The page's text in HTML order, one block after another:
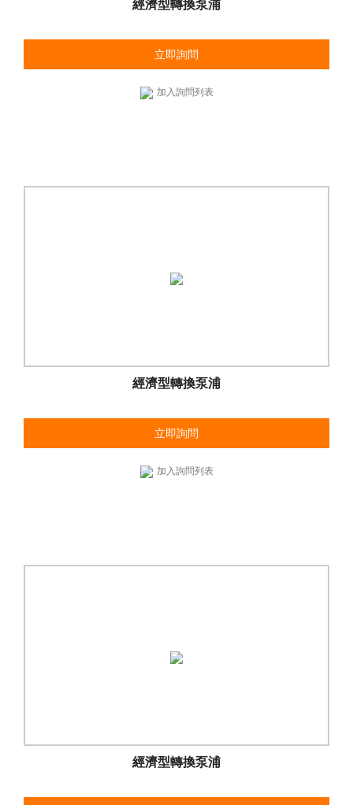
經濟型轉換泵浦
立即詢問
加入詢問列表
經濟型轉換泵浦
立即詢問
加入詢問列表
經濟型轉換泵浦